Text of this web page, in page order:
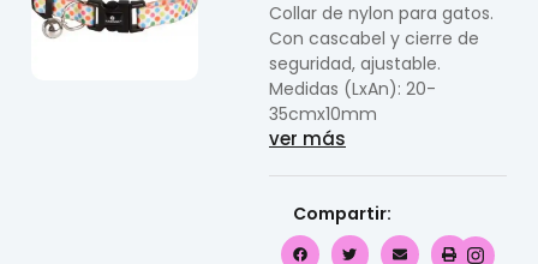
Collar de nylon para gatos.
Con cascabel y cierre de
seguridad, ajustable.
Medidas (LxAn): 20-
35cmx10mm
ver más
Compartir: